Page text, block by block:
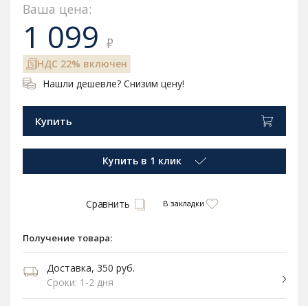
Ваша цена:
1 099 ₽
НДС 22% включен
Нашли дешевле? Снизим цену!
Купить
Купить в 1 клик
Сравнить В закладки
Получение товара:
Доставка, 350 руб.
Сроки: 1-2 дня